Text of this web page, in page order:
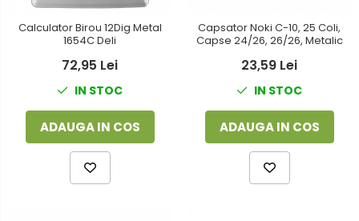
Calculator Birou 12Dig Metal
1654C Deli
72,95 Lei
IN STOC
ADAUGA IN COS
Capsator Noki C-10, 25 Coli,
Capse 24/26, 26/26, Metalic
23,59 Lei
IN STOC
ADAUGA IN COS